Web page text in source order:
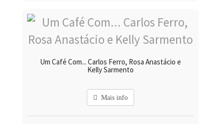
Um Café Com... Carlos Ferro, Rosa Anastácio e
Kelly Sarmento
Mais info